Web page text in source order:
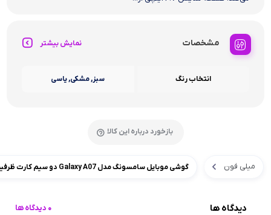
مشخصات نمایش بیشتر
انتخاب رنگ سبز, مشکی, یاسی
بازخورد درباره این کالا
میلی فون گوشی موبایل سامسونگ مدل Galaxy A07 دو سیم کارت ظرفیت 64 گیگابایت و رم 4 گیگابایت
دیدگاه ها 0 دیدگاه ها